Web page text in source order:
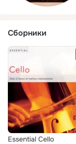
Сборники
Essential Cello